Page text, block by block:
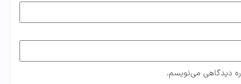
دیدگاهی می‌نویسم.